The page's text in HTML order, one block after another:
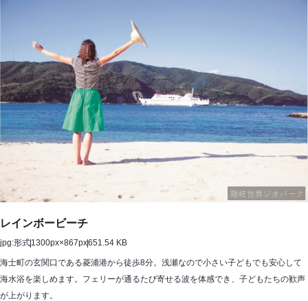
レインボービーチ
jpg:形式1300px×867px651.54 KB
海士町の玄関口である菱浦港から徒歩8分。浅瀬なので小さい子どもでも安心して
海水浴を楽しめます。フェリーが通るたび寄せる波を体感でき、子どもたちの歓声
が上がります。